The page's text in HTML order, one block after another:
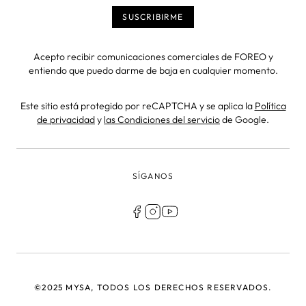
Acepto recibir comunicaciones comerciales de FOREO y
entiendo que puedo darme de baja en cualquier momento.
Este sitio está protegido por reCAPTCHA y se aplica la Política
de privacidady las Condiciones del serviciode Google.
SÍGANOS
©2025 MYSA, TODOS LOS DERECHOS RESERVADOS.